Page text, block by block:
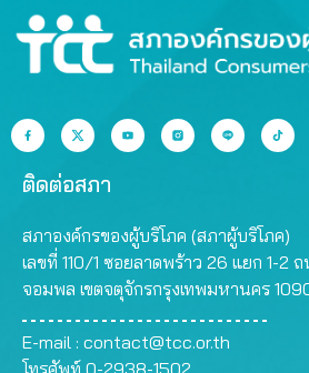
ติดต่อสภา
สภาองค์กรของผู้บริโภค (สภาผู้บริโภค)
เลขที่ 110/1 ซอยลาดพร้าว 26 แยก 1-2
จอมพล เขตจตุจักรกรุงเทพมหานคร
E-mail : contact@tcc.or.th